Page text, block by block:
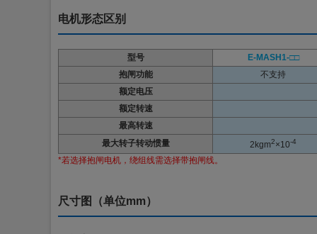
电机形态区别
型号 E-MASH1-□□
抱闸功能
不支持
额定电压
额定转速
最高转速
最大转子转动惯量
2kgm2×10-4
*若选择抱闸电机，绕组线需选择带抱闸线。
尺寸图（单位mm）